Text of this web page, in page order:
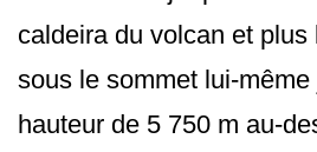
caldeira du volcan et
sous le sommet lui-même
hauteur de 5 750 m au-